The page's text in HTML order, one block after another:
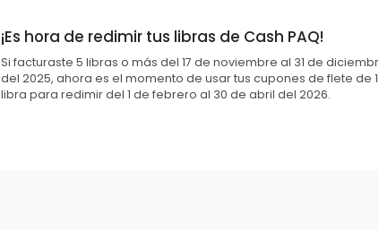
¡Es hora de redimir tus libras de Cash PAQ!
Si facturaste 5 libras o más del 17 de noviembre al 31 de
del 2025, ahora es el momento de usar tus cupones de flete de 1
libra para redimir del 1 de febrero al 30 de abril del 2026.